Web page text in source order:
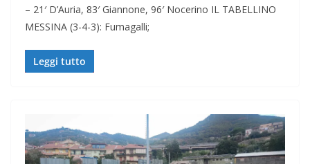
– 21′ D’Auria, 83′ Giannone, 96′ Nocerino IL TABELLINO
MESSINA (3-4-3): Fumagalli;
Leggi tutto